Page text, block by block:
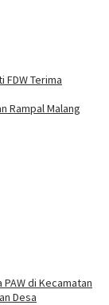
FDW Terima
Rampal Malang
PAW di Kecamatan
Desa